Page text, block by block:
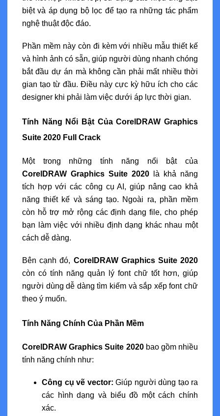
biệt và áp dụng bộ lọc để tạo ra những tác phẩm
nghệ thuật độc đáo.
Phần mềm này còn đi kèm với nhiều mẫu thiết kế
và hình ảnh có sẵn, giúp người dùng nhanh chóng
bắt đầu dự án mà không cần phải mất nhiều thời
gian tạo từ đầu. Điều này cực kỳ hữu ích cho các
designer khi phải làm việc dưới áp lực thời gian.
Tính Năng Nổi Bật Của CorelDRAW Graphics
Suite 2020 Full Crack
Một trong những tính năng nổi bật của
CorelDRAW Graphics Suite 2020 là khả năng
tích hợp với các công cụ AI, giúp nâng cao khả
năng thiết kế và sáng tạo. Ngoài ra, phần mềm
còn hỗ trợ mở rộng các định dạng file, cho phép
bạn làm việc với nhiều định dạng khác nhau một
cách dễ dàng.
Bên cạnh đó, CorelDRAW Graphics Suite 2020
còn có tính năng quản lý font chữ tốt hơn, giúp
người dùng dễ dàng tìm kiếm và sắp xếp font chữ
theo ý muốn.
Tính Năng Chính Của Phần Mềm
CorelDRAW Graphics Suite 2020bao gồm nhiều
tính năng chính như:
Công cụ vẽ vector: Giúp người dùng tạo ra
các hình dạng và biểu đồ một cách chính
xác.